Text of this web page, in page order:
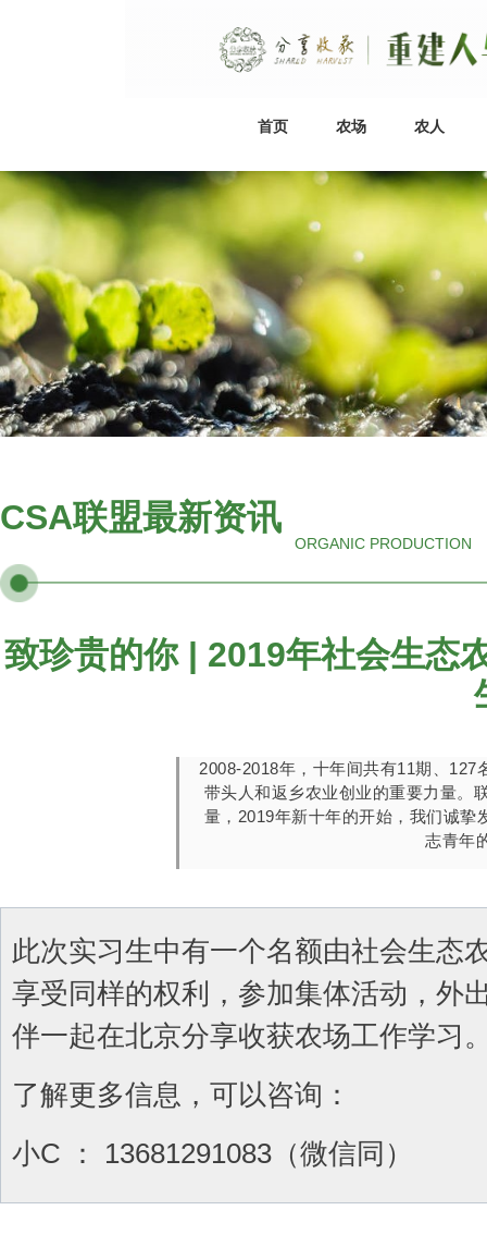
首页 农场 农人
CSA联盟最新资讯
ORGANIC PRODUCTION
致珍贵的你 | 2019年社会生态
2008-2018年，十年间共有11期、
带头人和返乡农业创业的重要力量。
量，2019年新十年的开始，我们诚挚
志青年
此次实习生中有一个名额由社会生态
享受同样的权利，参加集体活动，外
伴一起在北京分享收获农场工作学习
了解更多信息，可以咨询：
小C ： 13681291083（微信同）